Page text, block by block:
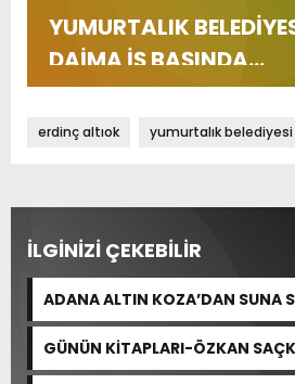
YUMURTALIK
DAİMA İŞ BAŞINDA…
erdinç altıok yumurtalık belediyesi
İLGİNİZİ ÇEKEBİLİR
ADANA ALTIN KOZA’DAN SUNA
VE AYDIN SAYMAN’A EMEK
GÜNÜN KİTAPLARI-ÖZKAN